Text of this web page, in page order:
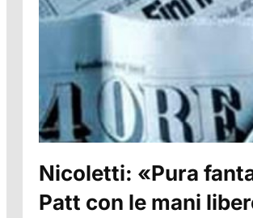
Nicoletti: «Pura
Patt con le mani